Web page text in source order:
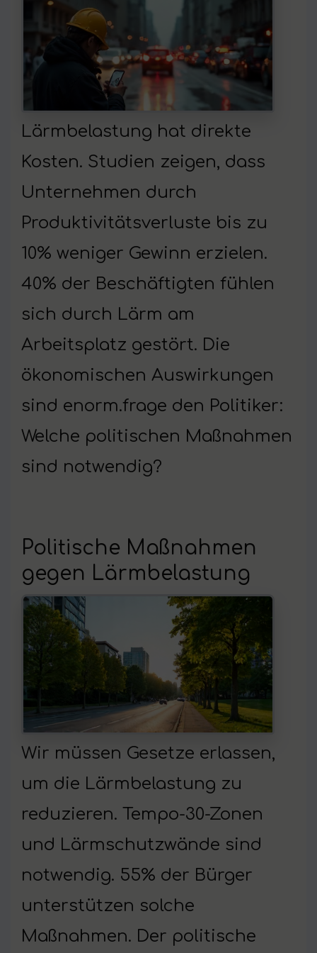
Lärmbelastung hat direkte
Kosten. Studien zeigen, dass
Unternehmen durch
Produktivitätsverluste bis zu
10% weniger Gewinn erzielen.
40% der Beschäftigten fühlen
sich durch Lärm am
Arbeitsplatz gestört. Die
ökonomischen Auswirkungen
sind enorm.frage den Politiker:
Welche politischen Maßnahmen
sind notwendig?
Politische Maßnahmen
gegen Lärmbelastung
Wir müssen Gesetze erlassen,
um die Lärmbelastung zu
reduzieren. Tempo-30-Zonen
und Lärmschutzwände sind
notwendig. 55% der Bürger
unterstützen solche
Maßnahmen. Der politische